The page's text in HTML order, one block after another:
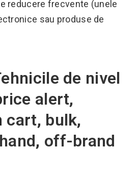
reducere frecvente (unele
sau produse de
de nivel
alert,
cart, bulk,
off-brand